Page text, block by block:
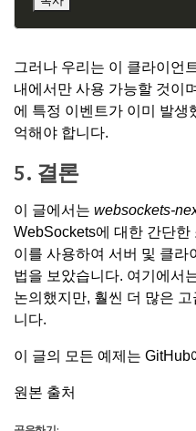
그러나 우리는 이 클라이언
내에서만 사용 가능할 것이
에 특정 이벤트가 이미 발생
억해야 합니다.
5. 결론
이 글에서는 websockets-
WebSockets에 대한 간단
이를 사용하여 서버 및 클라
법을 보았습니다. 여기에서
논의했지만, 훨씬 더 많은
니다.
이 글의 모든 예제는 GitHub
원본 출처